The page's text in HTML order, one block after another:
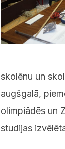
skolēnu un
augšgalā,
olimpiādēs un
studijas